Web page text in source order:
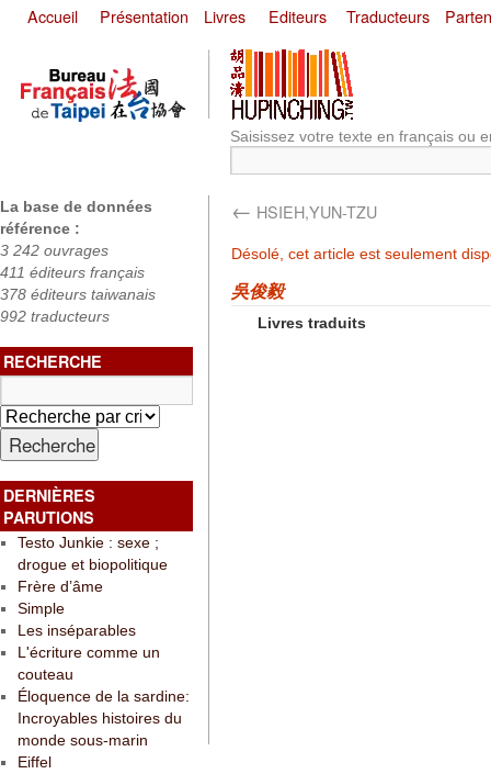
Accueil Présentation Livres Editeurs Traducteurs
Saisissez votre texte en français ou
La base de données
référence :
3 242 ouvrages
411 éditeurs français
378 éditeurs taiwanais
992 traducteurs
RECHERCHE
DERNIÈRES
PARUTIONS
Testo Junkie : sexe ;
drogue et biopolitique
Frère d’âme
Simple
Les inséparables
L'écriture comme un
couteau
Éloquence de la sardine:
Incroyables histoires du
monde sous-marin
Eiffel
← HSIEH,YUN-TZU
Désolé, cet article est seulement
吳俊毅
Livres traduits